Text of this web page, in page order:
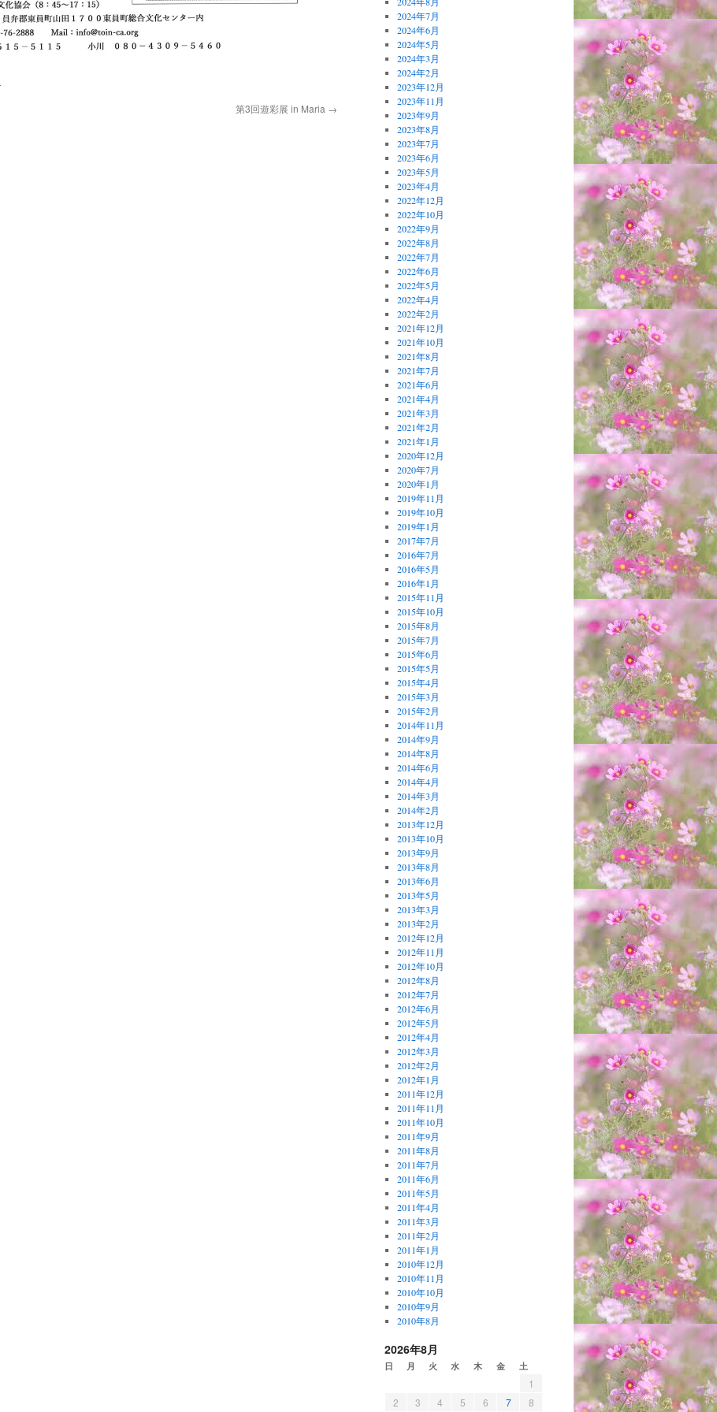
第3回遊彩展 in Maria →
2024年7月
2024年6月
2024年5月
2024年3月
2024年2月
2023年12月
2023年11月
2023年9月
2023年8月
2023年7月
2023年6月
2023年5月
2023年4月
2022年12月
2022年10月
2022年9月
2022年8月
2022年7月
2022年6月
2022年5月
2022年4月
2022年2月
2021年12月
2021年10月
2021年8月
2021年7月
2021年6月
2021年4月
2021年3月
2021年2月
2021年1月
2020年12月
2020年7月
2020年1月
2019年11月
2019年10月
2019年1月
2017年7月
2016年7月
2016年5月
2016年1月
2015年11月
2015年10月
2015年8月
2015年7月
2015年6月
2015年5月
2015年4月
2015年3月
2015年2月
2014年11月
2014年9月
2014年8月
2014年6月
2014年4月
2014年3月
2014年2月
2013年12月
2013年10月
2013年9月
2013年8月
2013年6月
2013年5月
2013年3月
2013年2月
2012年12月
2012年11月
2012年10月
2012年8月
2012年7月
2012年6月
2012年5月
2012年4月
2012年3月
2012年2月
2012年1月
2011年12月
2011年11月
2011年10月
2011年9月
2011年8月
2011年7月
2011年6月
2011年5月
2011年4月
2011年3月
2011年2月
2011年1月
2010年12月
2010年11月
2010年10月
2010年9月
2010年8月
2026年8月
日 月 火 水 木 金 土
1
2
3 4 5 6 7 8